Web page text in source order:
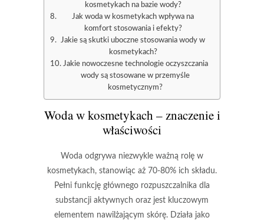
kosmetykach na bazie wody?
Jak woda w kosmetykach wpływa na
komfort stosowania i efekty?
Jakie są skutki uboczne stosowania wody w
kosmetykach?
Jakie nowoczesne technologie oczyszczania
wody są stosowane w przemyśle
kosmetycznym?
Woda w kosmetykach – znaczenie i
właściwości
Woda odgrywa niezwykle ważną rolę w
kosmetykach, stanowiąc aż 70-80% ich składu.
Pełni funkcję głównego rozpuszczalnika dla
substancji aktywnych oraz jest kluczowym
elementem nawilżającym skórę. Działa jako